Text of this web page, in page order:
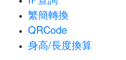
繁簡轉換
QRCode
身高/長度換算